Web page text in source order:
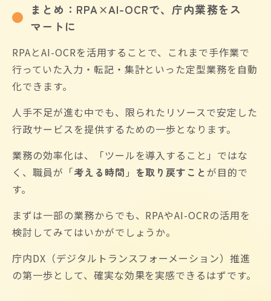
まとめ：RPA×AI-OCRで、庁内業務をス
マートに
RPAとAI-OCRを活用することで、これまで手作業で
行っていた入力・転記・集計といった定型業務を自動
化できます。
人手不足が進む中でも、限られたリソースで安定した
行政サービスを提供するための一歩となります。
業務の効率化は、「ツールを導入すること」ではな
く、職員が 「考える時間」を取り戻すことが目的で
す。
まずは一部の業務からでも、RPAやAI-OCRの活用を
検討してみてはいかがでしょうか。
庁内DX（デジタルトランスフォーメーション）推進
の第一歩として、確実な効果を実感できるはずです。